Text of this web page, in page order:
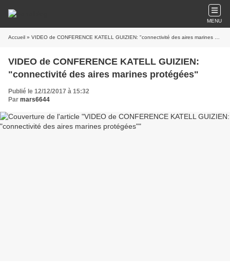
MENU
Accueil » VIDEO de CONFERENCE KATELL GUIZIEN: "connectivité des aires marines protégées"
VIDEO de CONFERENCE KATELL GUIZIEN:
"connectivité des aires marines protégées"
Publié le 12/12/2017 à 15:32
Par mars6644